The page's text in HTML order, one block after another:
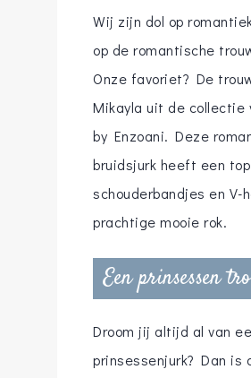
Wij zijn dol op
op de romantische
Onze favoriet? De
Mikayla uit de collectie
by Enzoani. Deze
bruidsjurk heeft een
schouderbandjes en V-
prachtige mooie rok.
Een prinsessen
Droom jij altijd al van
prinsessenjurk? Dan is